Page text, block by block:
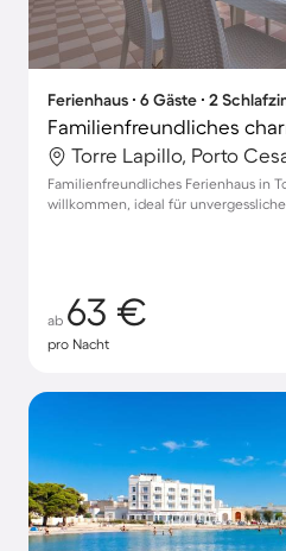
Ferienhaus ∙ 6 Gäste ∙ 2
Torre Lapillo, Porto
Familienfreundliches Ferienhaus in
willkommen, ideal für
ab 63 €
pro Nacht